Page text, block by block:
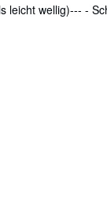
leicht wellig)--- -